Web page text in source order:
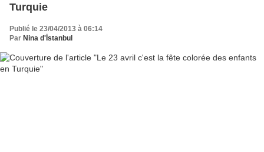
Turquie
Publié le 23/04/2013 à 06:14
Par Nina d'İstanbul